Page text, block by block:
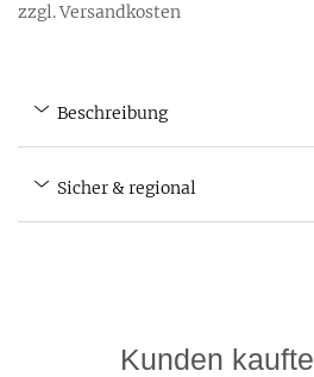
zzgl. Versandkosten
Beschreibung
Sicher & regional
Kunden